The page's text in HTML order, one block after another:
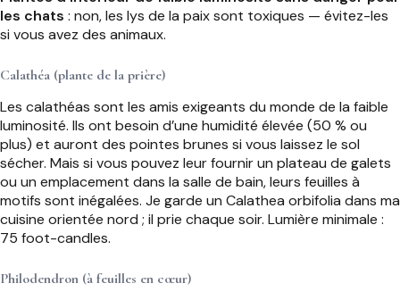
les chats : non, les lys de la paix sont toxiques — évitez-les
si vous avez des animaux.
Calathéa (plante de la prière)
Les calathéas sont les amis exigeants du monde de la faible
luminosité. Ils ont besoin d’une humidité élevée (50 % ou
plus) et auront des pointes brunes si vous laissez le sol
sécher. Mais si vous pouvez leur fournir un plateau de galets
ou un emplacement dans la salle de bain, leurs feuilles à
motifs sont inégalées. Je garde un Calathea orbifolia dans ma
cuisine orientée nord ; il prie chaque soir. Lumière minimale :
75 foot-candles.
Philodendron (à feuilles en cœur)